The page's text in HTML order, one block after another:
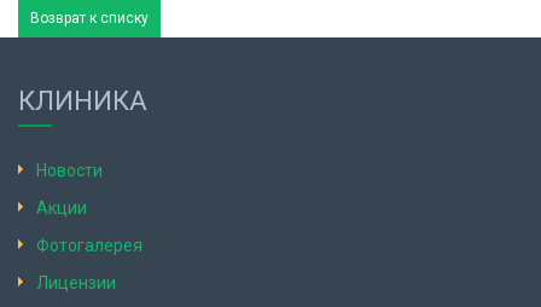
Возврат к списку
КЛИНИКА
Новости
Акции
Фотогалерея
Лицензии